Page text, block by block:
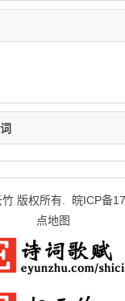
竹 版权所有. 皖ICP备
点地图